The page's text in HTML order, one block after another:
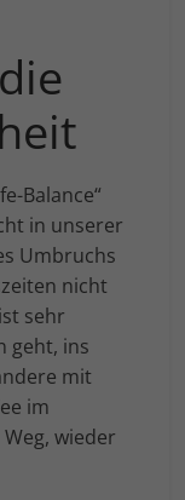
Balance“
in unserer
Umbruchs
nicht
sehr
geht, ins
mit
im
wieder